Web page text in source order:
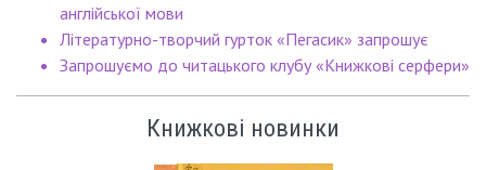
англійської мови
Літературно-творчий гурток «Пегасик» запрошує
Запрошуємо до читацького клубу «Книжкові серфери»
Книжкові новинки